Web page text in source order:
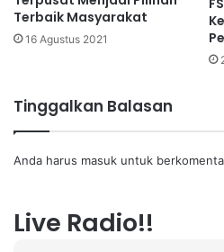
Terbaik Masyarakat
16 Agustus 2021
Tinggalkan Balasan
Anda harus masuk untuk
Live Radio!!